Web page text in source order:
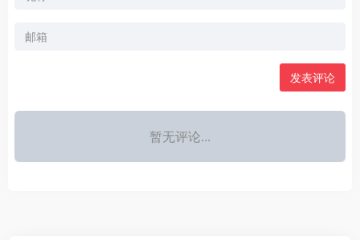
发表评论
暂无评论...